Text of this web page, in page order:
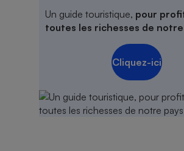
Un guide touristique, pour
toutes les richesses de notre
Cliquez-ici